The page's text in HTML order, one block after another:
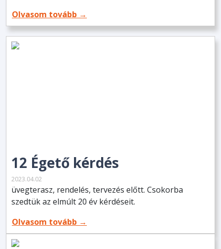
Olvasom tovább →
12 Égető kérdés
2023.04.02
üvegterasz, rendelés, tervezés előtt. Csokorba
szedtük az elmúlt 20 év kérdéseit.
Olvasom tovább →